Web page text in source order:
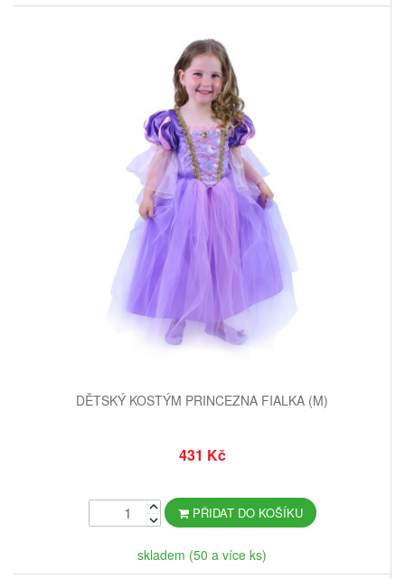
DĚTSKÝ KOSTÝM PRINCEZNA FIALKA (M)
431 Kč
PŘIDAT DO KOŠÍKU
skladem (50 a více ks)